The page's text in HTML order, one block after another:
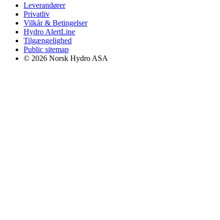
Leverandører
Privatliv
Vilkår & Betingelser
Hydro AlertLine
Tilgængelighed
Public sitemap
© 2026 Norsk Hydro ASA